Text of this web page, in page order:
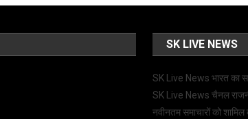
SK LIVE NEWS
SK Live News भारत का
SK Live News चैनल
नवीनतम समाचारों को